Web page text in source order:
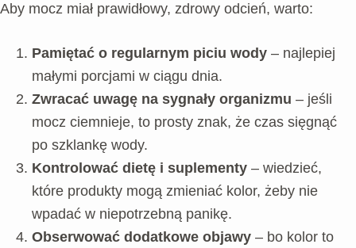
Aby mocz miał prawidłowy, zdrowy odcień, warto:
Pamiętać o regularnym piciu wody – najlepiej
małymi porcjami w ciągu dnia.
Zwracać uwagę na sygnały organizmu – jeśli
mocz ciemnieje, to prosty znak, że czas sięgnąć
po szklankę wody.
Kontrolować dietę i suplementy – wiedzieć,
które produkty mogą zmieniać kolor, żeby nie
wpadać w niepotrzebną panikę.
Obserwować dodatkowe objawy – bo kolor to